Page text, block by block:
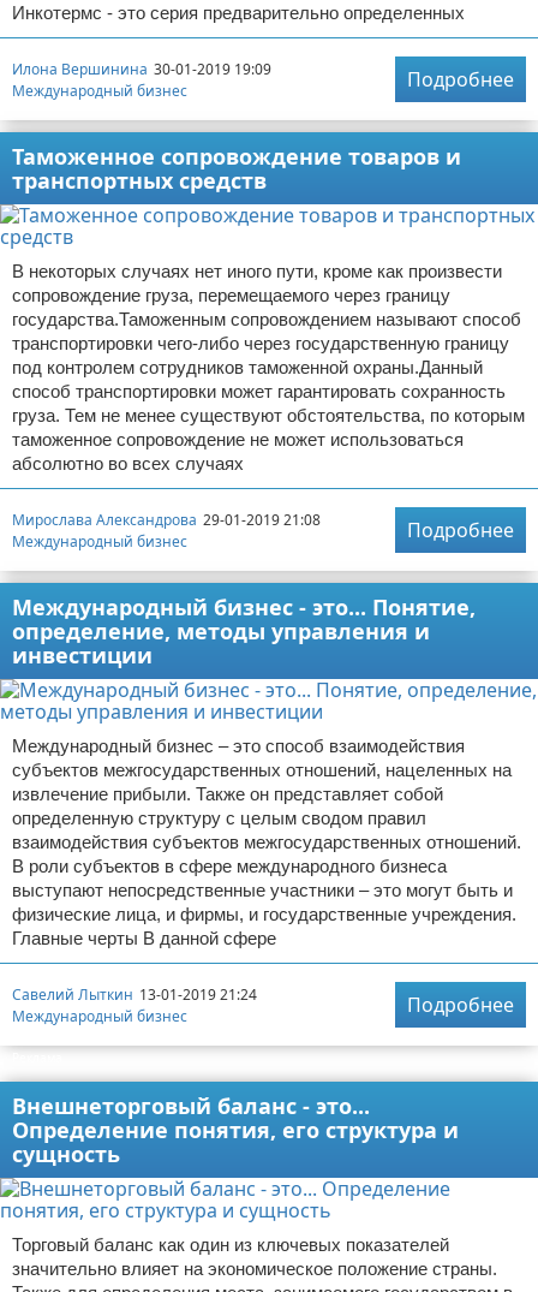
Инкотермс - это серия предварительно определенных
Илона Вершинина 30-01-2019 19:09
Международный бизнес
Подробнее
Таможенное сопровождение товаров и
транспортных средств
В некоторых случаях нет иного пути, кроме как произвести
сопровождение груза, перемещаемого через границу
государства.Таможенным сопровождением называют способ
транспортировки чего-либо через государственную границу
под контролем сотрудников таможенной охраны.Данный
способ транспортировки может гарантировать сохранность
груза. Тем не менее существуют обстоятельства, по которым
таможенное сопровождение не может использоваться
абсолютно во всех случаях
Мирослава Александрова 29-01-2019 21:08
Международный бизнес
Подробнее
Международный бизнес - это... Понятие,
определение, методы управления и
инвестиции
Международный бизнес – это способ взаимодействия
субъектов межгосударственных отношений, нацеленных на
извлечение прибыли. Также он представляет собой
определенную структуру с целым сводом правил
взаимодействия субъектов межгосударственных отношений.
В роли субъектов в сфере международного бизнеса
выступают непосредственные участники – это могут быть и
физические лица, и фирмы, и государственные учреждения.
Главные черты В данной сфере
Савелий Лыткин 13-01-2019 21:24
Международный бизнес
Подробнее
Внешнеторговый баланс - это...
Определение понятия, его структура и
сущность
Торговый баланс как один из ключевых показателей
значительно влияет на экономическое положение страны.